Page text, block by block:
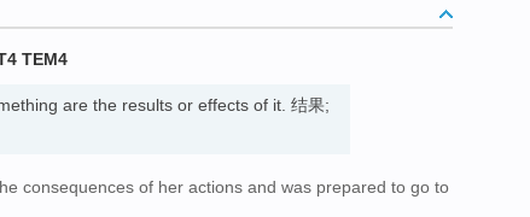
TEM4
are the results or effects of it. 结果;
consequences of her actions and was prepared to go to